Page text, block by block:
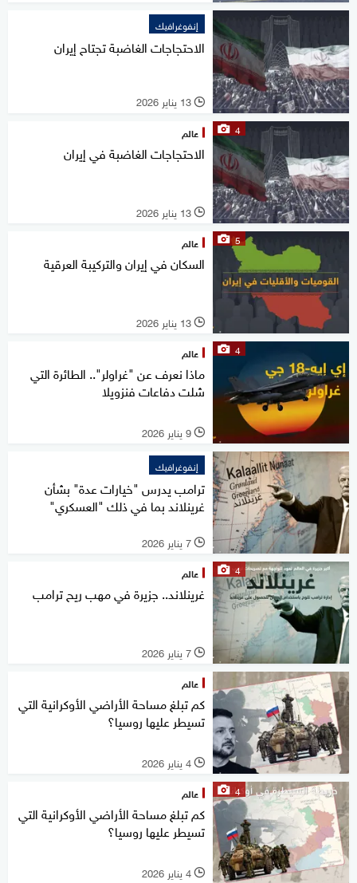
إنفوغرافيك
الاحتجاجات الغاضبة تجتاح إيران
l 13 يناير 2026
4 عالم
الاحتجاجات الغاضبة في إيران
l 13 يناير 2026
5 عالم
السكان في إيران والتركيبة العرقية
l 13 يناير 2026
4 عالم
ماذا نعرف عن "غراولر".. الطائرة التي
شلت دفاعات فنزويلا
l 9 يناير 2026
إنفوغرافيك
ترامب يدرس "خيارات عدة" بشأن
غرينلاند بما في ذلك "العسكري"
l 7 يناير 2026
4 عالم
غرينلاند.. جزيرة في مهب ريح ترامب
l 7 يناير 2026
عالم
كم تبلغ مساحة الأراضي الأوكرانية التي
تسيطر عليها روسيا؟
l 4 يناير 2026
4 عالم
كم تبلغ مساحة الأراضي الأوكرانية التي
تسيطر عليها روسيا؟
l 4 يناير 2026